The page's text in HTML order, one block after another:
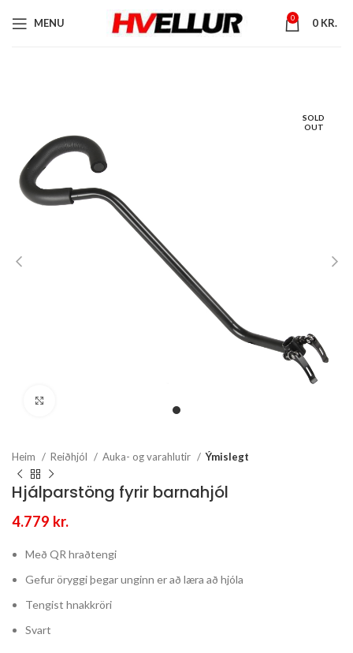
MENU 0 0 KR.
SOLD
OUT
Heim Reiðhjól Auka- og varahlutir Ýmislegt
Hjálparstöng fyrir barnahjól
4.779 kr.
Með QR hraðtengi
Gefur öryggi þegar unginn er að læra að hjóla
Tengist hnakkröri
Svart